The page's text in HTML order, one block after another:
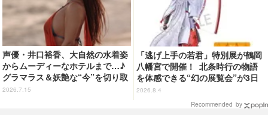
声優・井口裕香、大自然の水着姿
からムーディーなホテルまで…♪
グラマラス＆妖艶な“今”を切り取
り！3冊目写真集が発売中
2026.7.15
「逃げ上手の若君」特別展が鶴岡
八幡宮で開催！ 北条時行の物語
を体感できる“幻の展覧会”が3日
間限定で登場【8/28～30】
2026.8.4
Recommended by